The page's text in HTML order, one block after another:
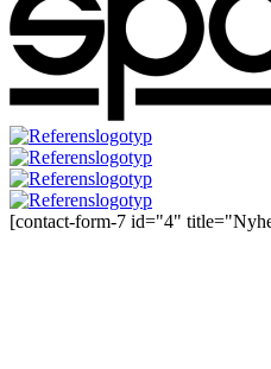
[contact-form-7 id="4"